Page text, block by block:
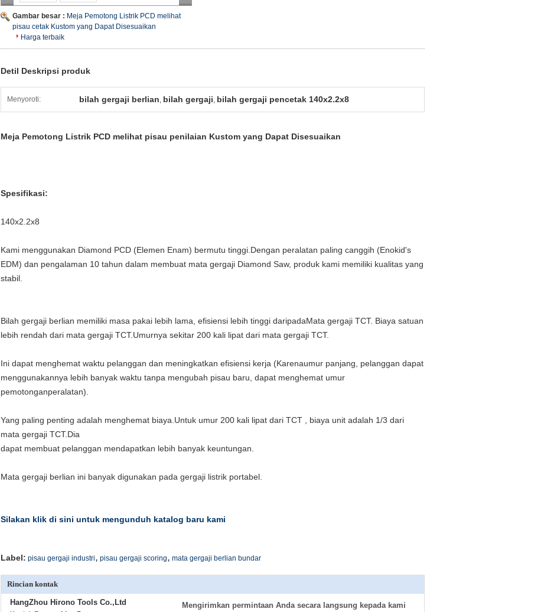
Gambar besar : Meja Pemotong Listrik PCD melihat
pisau cetak Kustom yang Dapat Disesuaikan
Harga terbaik
Detil Deskripsi produk
Menyoroti: bilah gergaji berlian, bilah gergaji, bilah gergaji pencetak 140x2.2x8
Meja Pemotong Listrik PCD melihat pisau penilaian Kustom yang Dapat Disesuaikan
Spesifikasi:
140x2.2x8
Kami menggunakan Diamond PCD (Elemen Enam) bermutu tinggi.Dengan peralatan paling canggih (Enokid's
EDM) dan pengalaman 10 tahun dalam membuat mata gergaji Diamond Saw, produk kami memiliki kualitas yang
stabil.
Bilah gergaji berlian memiliki masa pakai lebih lama, efisiensi lebih tinggi daripadaMata gergaji TCT. Biaya satuan
lebih rendah dari mata gergaji TCT.Umurnya sekitar 200 kali lipat dari mata gergaji TCT.
Ini dapat menghemat waktu pelanggan dan meningkatkan efisiensi kerja (Karenaumur panjang, pelanggan dapat
menggunakannya lebih banyak waktu tanpa mengubah pisau baru, dapat menghemat umur
pemotonganperalatan).
Yang paling penting adalah menghemat biaya.Untuk umur 200 kali lipat dari TCT , biaya unit adalah 1/3 dari
mata gergaji TCT.Dia
dapat membuat pelanggan mendapatkan lebih banyak keuntungan.
Mata gergaji berlian ini banyak digunakan pada gergaji listrik portabel.
Silakan klik di sini untuk mengunduh katalog baru kami
Label: pisau gergaji industri, pisau gergaji scoring, mata gergaji berlian bundar
Rincian kontak
HangZhou Hirono Tools Co.,Ltd Mengirimkan permintaan Anda secara langsung kepada kami